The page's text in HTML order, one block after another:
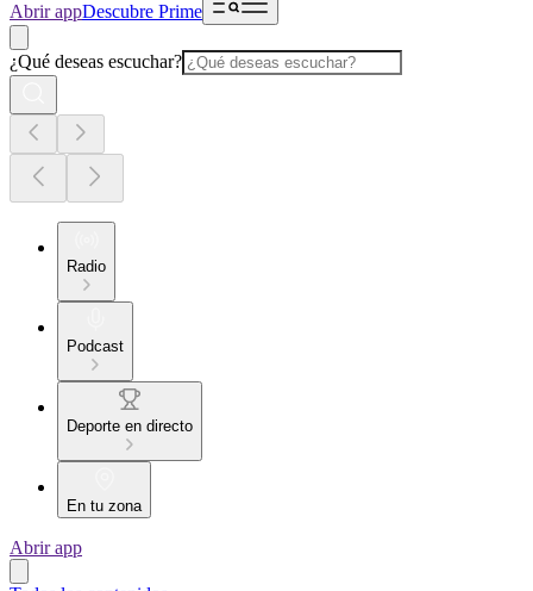
Abrir appDescubre Prime
¿Qué deseas escuchar?
Radio
Podcast
Deporte en directo
En tu zona
Abrir app